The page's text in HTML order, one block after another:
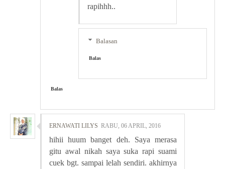
rapihhh..
Balasan
Balas
Balas
ERNAWATI LILYS RABU, 06 APRIL, 2016
hihii huum banget deh. Saya merasa
gitu awal nikah saya suka rapi suami
cuek bgt. sampai lelah sendiri. akhirnya